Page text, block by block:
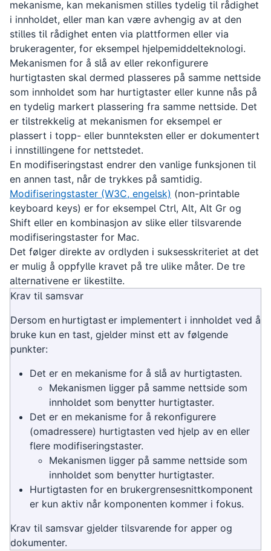
mekanisme, kan mekanismen stilles tydelig til rådighet
i innholdet, eller man kan være avhengig av at den
stilles til rådighet enten via plattformen eller via
brukeragenter, for eksempel hjelpemiddelteknologi.
Mekanismen for å slå av eller rekonfigurere
hurtigtasten skal dermed plasseres på samme nettside
som innholdet som har hurtigtaster eller kunne nås på
en tydelig markert plassering fra samme nettside. Det
er tilstrekkelig at mekanismen for eksempel er
plassert i topp- eller bunnteksten eller er dokumentert
i innstillingene for nettstedet.
En modifiseringstast endrer den vanlige funksjonen til
en annen tast, når de trykkes på samtidig.
Modifiseringstaster (W3C, engelsk) (non-printable
keyboard keys) er for eksempel Ctrl, Alt, Alt Gr og
Shift eller en kombinasjon av slike eller tilsvarende
modifiseringstaster for Mac.
Det følger direkte av ordlyden i suksesskriteriet at det
er mulig å oppfylle kravet på tre ulike måter. De tre
alternativene er likestilte.
Krav til samsvar
Dersom en hurtigtast er implementert i innholdet ved å
bruke kun en tast, gjelder minst ett av følgende
punkter:
Det er en mekanisme for å slå av hurtigtasten.
Mekanismen ligger på samme nettside som
innholdet som benytter hurtigtaster.
Det er en mekanisme for å rekonfigurere
(omadressere) hurtigtasten ved hjelp av en eller
flere modifiseringstaster.
Mekanismen ligger på samme nettside som
innholdet som benytter hurtigtaster.
Hurtigtasten for en brukergrensesnittkomponent
er kun aktiv når komponenten kommer i fokus.
Krav til samsvar gjelder tilsvarende for apper og
dokumenter.